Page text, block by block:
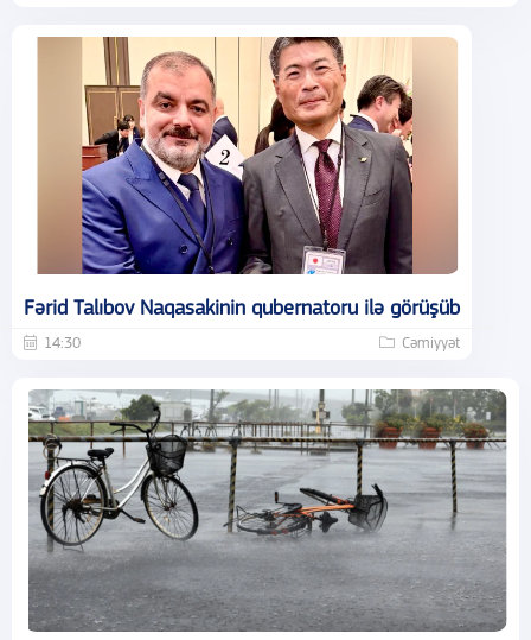
Fərid Talıbov Naqasakinin qubernatoru ilə görüşüb
14:30 Cəmiyyət